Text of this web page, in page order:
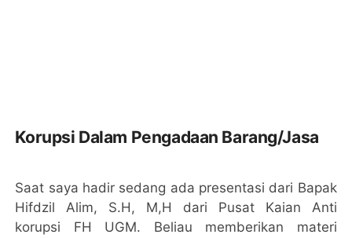
Korupsi Dalam Pengadaan Barang/Jasa
Saat saya hadir sedang ada presentasi dari Bapak
Hifdzil Alim, S.H, M,H dari Pusat Kaian Anti
korupsi FH UGM. Beliau memberikan materi